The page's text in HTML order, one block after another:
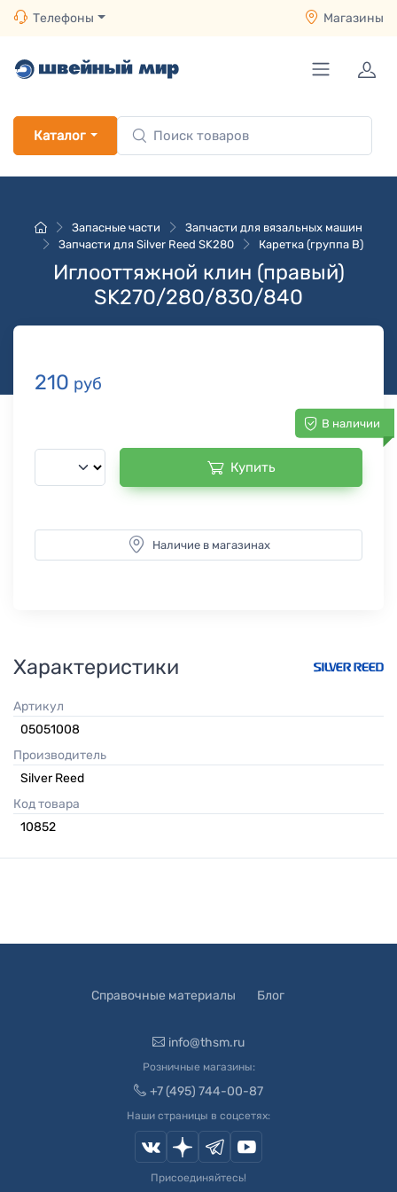
Телефоны Магазины
Каталог
Запасные части
Запчасти для вязальных машин
Запчасти для Silver Reed SK280
Каретка (группа B)
Иглооттяжной клин (правый)
SK270/280/830/840
210 руб
В наличии
Купить
Наличие в магазинах
Характеристики
Артикул
05051008
Производитель
Silver Reed
Код товара
10852
Справочные материалы Блог
info@thsm.ru
Розничные магазины:
+7 (495) 744-00-87
Наши страницы в соцсетях:
Присоединяйтесь!